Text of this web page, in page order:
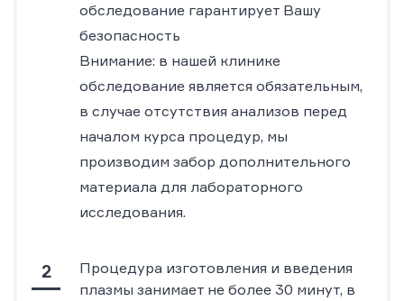
обследование гарантирует Вашу
безопасность
Внимание: в нашей клинике
обследование является обязательным,
в случае отсутствия анализов перед
началом курса процедур, мы
производим забор дополнительного
материала для лабораторного
исследования.
Процедура изготовления и введения
плазмы занимает не более 30 минут, в